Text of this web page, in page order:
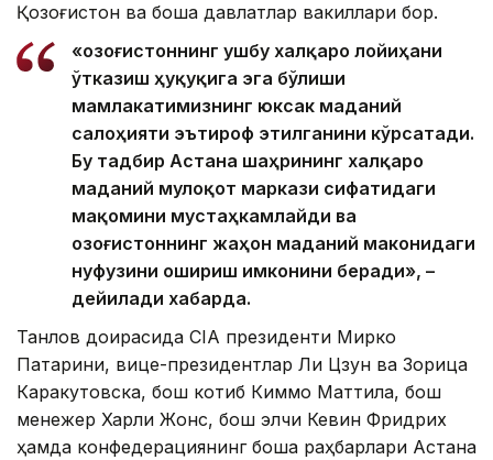
Қозоғистон ва бошқа давлатлар вакиллари бор.
«Қозоғистоннинг ушбу халқаро лойиҳани
ўтказиш ҳуқуқига эга бўлиши
мамлакатимизнинг юксак маданий
салоҳияти эътироф этилганини кўрсатади.
Бу тадбир Астана шаҳрининг халқаро
маданий мулоқот маркази сифатидаги
мақомини мустаҳкамлайди ва
Қозоғистоннинг жаҳон маданий маконидаги
нуфузини ошириш имконини беради», –
дейилади хабарда.
Танлов доирасида CIA президенти Мирко
Патарини, вице-президентлар Ли Цзун ва Зорица
Каракутовска, бош котиб Киммо Маттила, бош
менежер Харли Жонс, бош элчи Кевин Фридрих
ҳамда конфедерациянинг бошқа раҳбарлари Астана